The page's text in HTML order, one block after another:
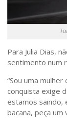
Para Julia Dias,
sentimento num
“Sou uma
conquista exige
estamos saindo,
bacana, peça um